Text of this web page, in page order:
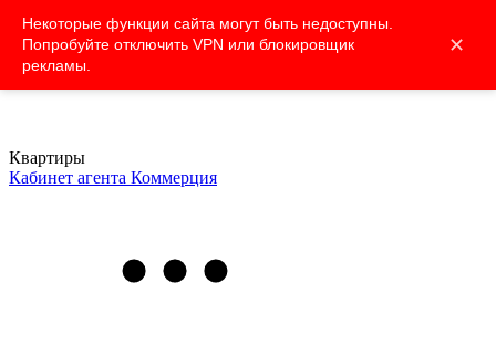
Некоторые функции сайта могут быть недоступны.
Попробуйте отключить VPN или блокировщик
рекламы.
✕
Квартиры
Кабинет агента Коммерция